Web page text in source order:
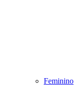
Feminino